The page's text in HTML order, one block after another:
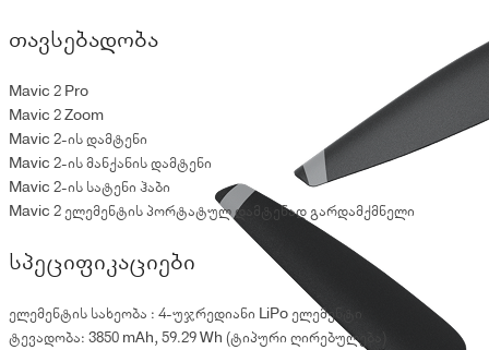
თავსებადობა
Mavic 2 Pro
Mavic 2 Zoom
Mavic 2-ის დამტენი
Mavic 2-ის მანქანის დამტენი
Mavic 2-ის სატენი ჰაბი
Mavic 2 ელემენტის პორტატულ დამტენად გარდამქმნელი
სპეციფიკაციები
ელემენტის სახეობა : 4-უჯრედიანი LiPo ელემენტი
ტევადობა: 3850 mAh, 59.29 Wh (ტიპური ღირებულება)